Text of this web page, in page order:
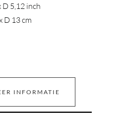
D 5,12 inch
D 13 cm
INFORMATIE